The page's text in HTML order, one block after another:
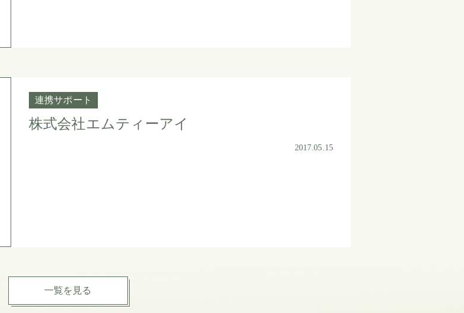
連携サポート
株式会社エムティーアイ
2017.05.15
一覧を見る